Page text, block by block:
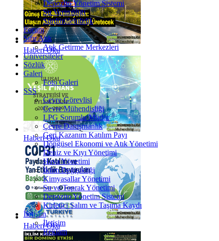
Haberi Oku
Haberi Oku
Haberi Oku
Depozito Yönetim Sistemi
Su Verimliliği
Sürdürülebilirlik
Forum
Sıfır Atık
Atık Getirme Merkezleri
Üniversiteler
Sözlük
Galeri
Foto Galeri
SSS
Çevre Görevlisi
Çevre Mühendisliği
LPG Sorumlu Müdür
Çevre Danışmanlık
Geri Kazanım Katılım Payı
Döngüsel Ekonomi ve Atık Yönetimi
Deniz ve Kıyı Yönetimi
Hava Yönetimi
İklim Değişikliği
Kimyasallar Yönetimi
Su ve Toprak Yönetimi
Depozito Yönetim Sistemi
Kirletici Salım ve Taşıma Kaydı
İletişim
İletişim
Reklam